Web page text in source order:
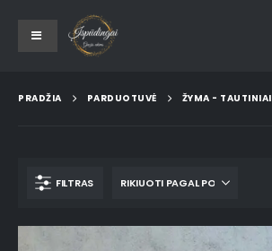
PRADŽIA PARDUOTUVĖ ŽYMA - TAUTINIAI
FILTRAS